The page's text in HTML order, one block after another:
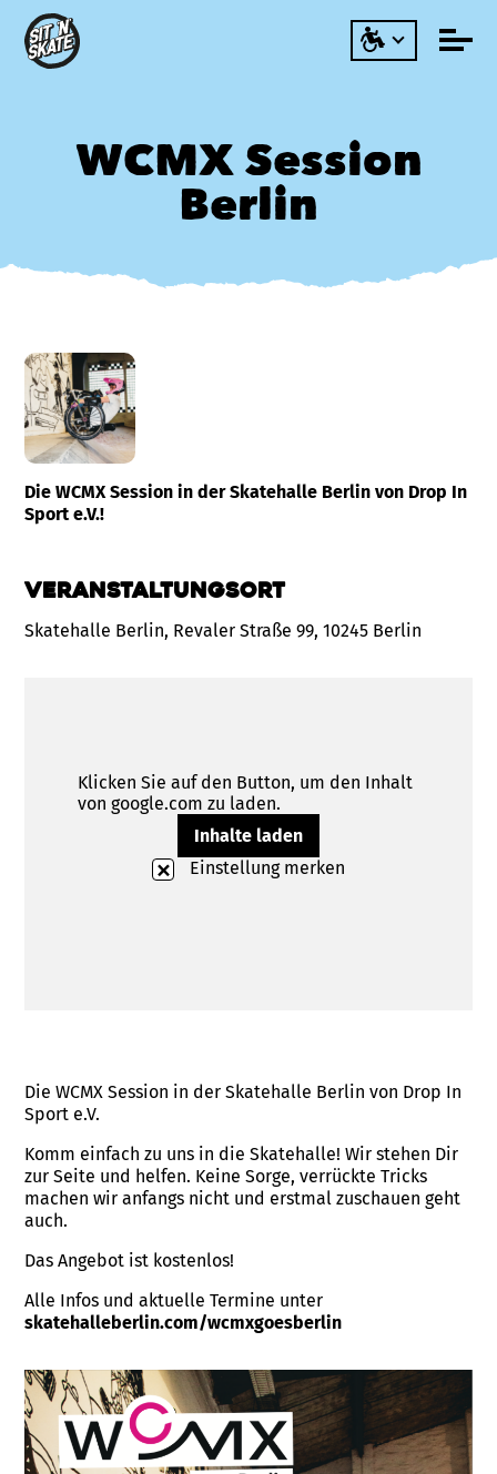
WCMX Session
Berlin
Die WCMX Session in der Skatehalle Berlin von Drop In
Sport e.V.!
Veranstaltungsort
Skatehalle Berlin, Revaler Straße 99, 10245 Berlin
Klicken Sie auf den Button, um den Inhalt
von google.com zu laden.
Inhalte laden
Einstellung merken
Die WCMX Session in der Skatehalle Berlin von Drop In
Sport e.V.
Komm einfach zu uns in die Skatehalle! Wir stehen Dir
zur Seite und helfen. Keine Sorge, verrückte Tricks
machen wir anfangs nicht und erstmal zuschauen geht
auch.
Das Angebot ist kostenlos!
Alle Infos und aktuelle Termine unter
skatehalleberlin.com/wcmxgoesberlin